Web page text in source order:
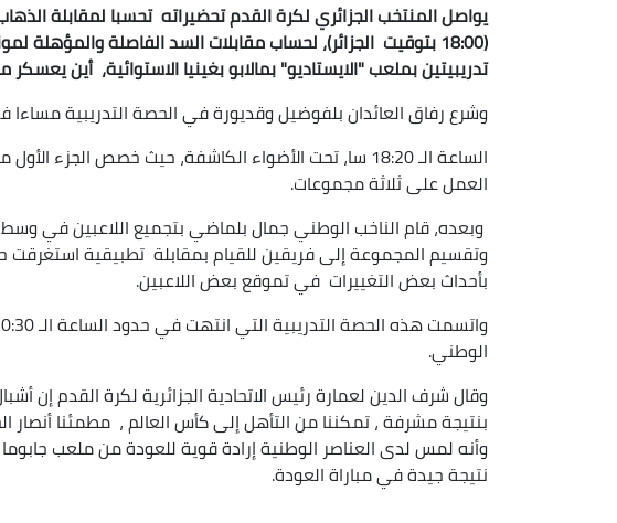
يواصل المنتخب الجزائري لكرة القدم تحضيراته تحسبا لمقابلة
تدريبيتين بملعب "الايستاديو" بمالابو بغينيا الاستوائية، أين يعسكر
وشرع رفاق العائدان بلفوضيل وقديورة في الحصة التدريبية
الساعة الـ 18:20 سا، تحت الأضواء الكاشفة، حيث خصص
العمل على ثلاثة مجموعات.
وبعده، قام الناخب الوطني جمال بلماضي بتجميع اللاعبين في
وتقسيم المجموعة إلى فريقين للقيام بمقابلة تطبيقية استغرقت
بأحداث بعض التغييرات في تموقع بعض اللاعبين.
الوطني.
وقال شرف الدين لعمارة رئيس الاتحادية الجزائرية لكرة القدم إن
بنتيجة مشرفة ، تمكننا من التأهل إلى كأس العالم ، مطمئنا أنصار
وأنه لمس لدى العناصر الوطنية إرادة قوية للعودة من ملعب
نتيجة جيدة في مباراة العودة.